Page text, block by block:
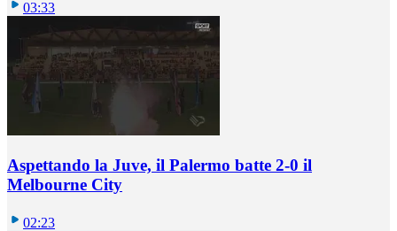
03:33
Aspettando la Juve, il Palermo batte 2-0 il
Melbourne City
02:23